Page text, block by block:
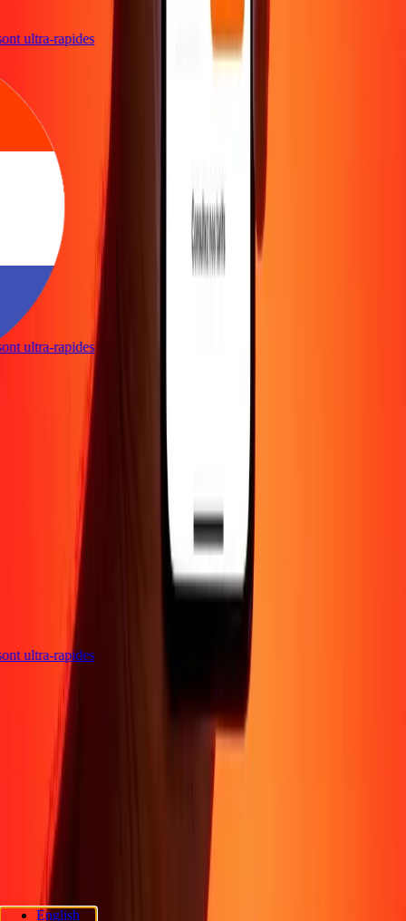
ultra-rapides
ultra-rapides
ultra-rapides
Entreprise
À proposBlog Devenir agent
Transfert d'argent international
Politique de confidentialité
Avis sur les cookies
générales
Centre d'aide
d'accessibilité
Services Rapide Chèque
Rapide ChèquePolitique de confidentialité Rapide Chèque
English